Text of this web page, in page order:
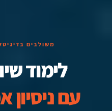
משולבים
לימוד
עם